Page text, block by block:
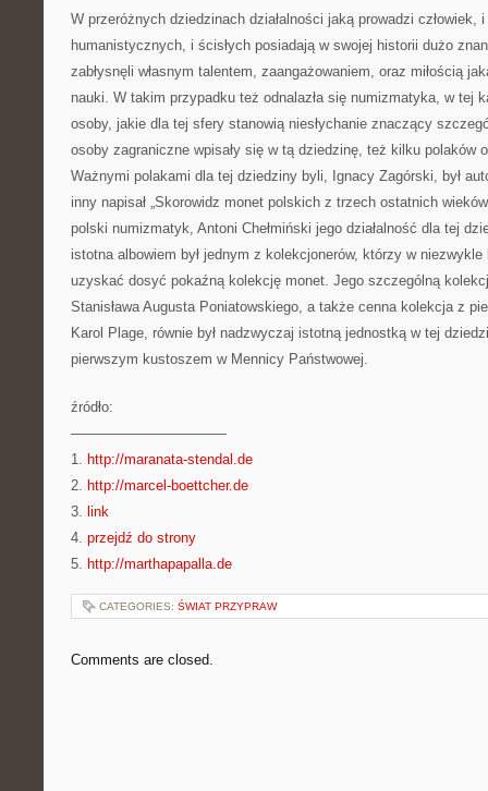
W przeróżnych dziedzinach działalności jaką prowadzi człowiek,
humanistycznych, i ścisłych posiadają w swojej historii dużo
zabłysnęli własnym talentem, zaangażowaniem, oraz miłością
nauki. W takim przypadku też odnalazła się numizmatyka, w tej
osoby, jakie dla tej sfery stanowią niesłychanie znaczący
osoby zagraniczne wpisały się w tą dziedzinę, też kilku polaków
Ważnymi polakami dla tej dziedziny byli, Ignacy Zagórski, był
inny napisał „Skorowidz monet polskich z trzech ostatnich
polski numizmatyk, Antoni Chełmiński jego działalność dla tej
istotna albowiem był jednym z kolekcjonerów, którzy w
uzyskać dosyć pokaźną kolekcję monet. Jego szczególną
Stanisława Augusta Poniatowskiego, a także cenna kolekcja z
Karol Plage, równie był nadzwyczaj istotną jednostką w tej
pierwszym kustoszem w Mennicy Państwowej.
źródło:
———————————
1. http://maranata-stendal.de
2. http://marcel-boettcher.de
3. link
4. przejdź do strony
5. http://marthapapalla.de
CATEGORIES: ŚWIAT PRZYPRAW
Comments are closed.